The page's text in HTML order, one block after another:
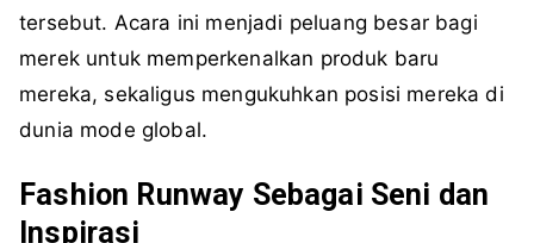
tersebut. Acara ini menjadi peluang besar bagi
merek untuk memperkenalkan produk baru
mereka, sekaligus mengukuhkan posisi mereka di
dunia mode global.
Fashion Runway Sebagai Seni dan
Inspirasi